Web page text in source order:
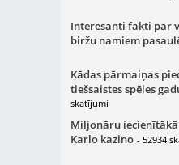
Interesanti fakti par
biržu namiem
Kādas pārmaiņas
tiešsaistes spēles
skatījumi
Miljonāru
Karlo kazino - 52934